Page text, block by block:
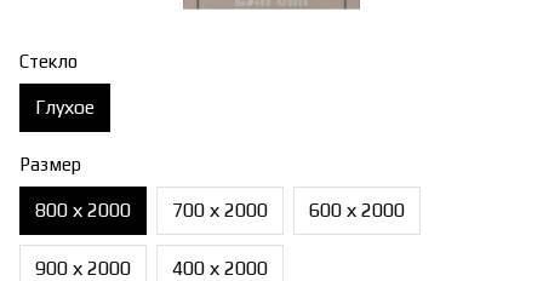
Стекло
Глухое
Размер
800 х 2000 700 х 2000 600 х 2000
900 х 2000 400 х 2000